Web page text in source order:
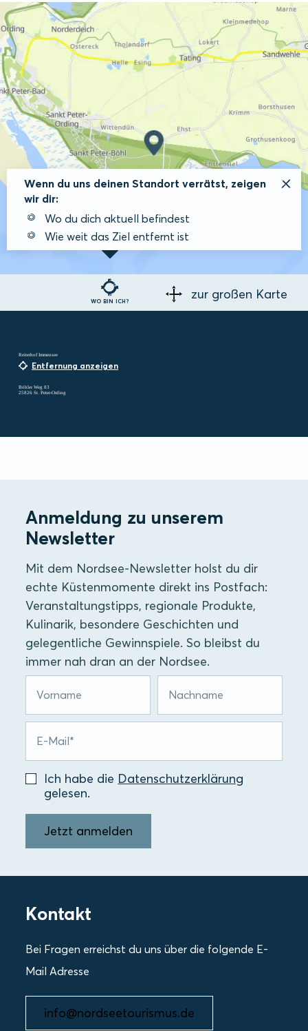
WO BIN ICH?
Wenn du uns deinen Standort verrätst, zeigen
wir dir:
Wo du dich aktuell befindest
Wie weit das Ziel entfernt ist
zur großen Karte
Reiterhof Immensee
Entfernung anzeigen
Böhler Weg 83
25826 St. Peter-Ording
Anmeldung zu unserem
Newsletter
Mit dem Nordsee-Newsletter holst du dir
echte Küstenmomente direkt ins Postfach:
Veranstaltungstipps, regionale Produkte,
Kulinarik, besondere Geschichten und
gelegentliche Gewinnspiele. So bleibst du
immer nah dran an der Nordsee.
Ich habe die Datenschutzerklärung
gelesen.
Jetzt anmelden
Kontakt
Bei Fragen erreichst du uns über die folgende E-
Mail Adresse
info@nordseetourismus.de